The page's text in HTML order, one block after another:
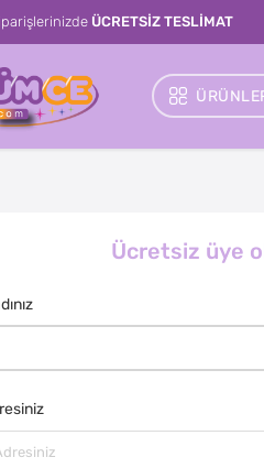
ÜCRETSİZ TESLİMAT
Ücretsiz üye